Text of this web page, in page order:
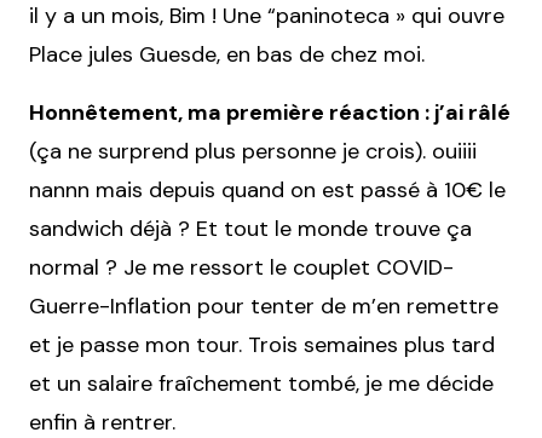
il y a un mois, Bim ! Une “paninoteca » qui ouvre
Place jules Guesde, en bas de chez moi.
Honnêtement, ma première réaction : j’ai râlé
(ça ne surprend plus personne je crois). ouiiii
nannn mais depuis quand on est passé à 10€ le
sandwich déjà ? Et tout le monde trouve ça
normal ? Je me ressort le couplet COVID-
Guerre-Inflation pour tenter de m’en remettre
et je passe mon tour. Trois semaines plus tard
et un salaire fraîchement tombé, je me décide
enfin à rentrer.